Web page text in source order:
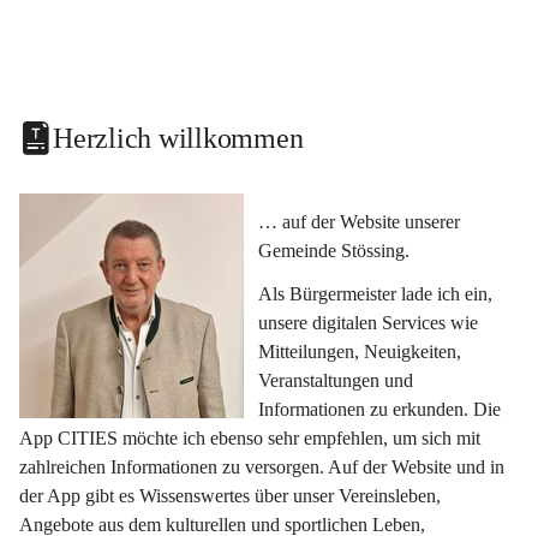
Herzlich willkommen
… auf der Website unserer
Gemeinde Stössing.
Als Bürgermeister lade ich ein,
unsere digitalen Services wie
Mitteilungen, Neuigkeiten,
Veranstaltungen und
Informationen zu erkunden. Die
App CITIES möchte ich ebenso sehr empfehlen, um sich mit
zahlreichen Informationen zu versorgen. Auf der Website und in
der App gibt es Wissenswertes über unser Vereinsleben,
Angebote aus dem kulturellen und sportlichen Leben,